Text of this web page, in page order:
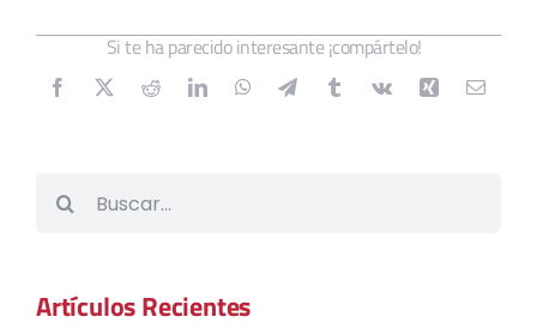
Si te ha parecido interesante ¡compártelo!
Artículos Recientes